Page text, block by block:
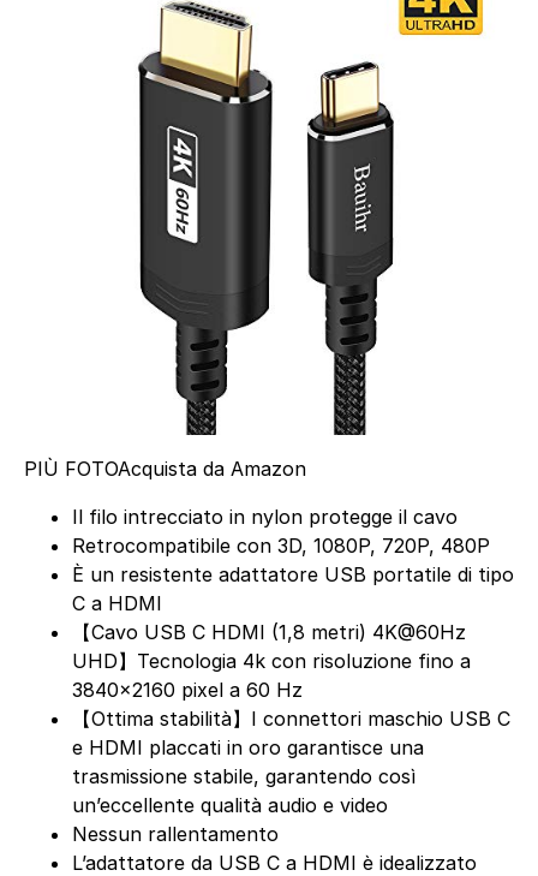
PIÙ FOTOAcquista da Amazon
Il filo intrecciato in nylon protegge il cavo
Retrocompatibile con 3D, 1080P, 720P, 480P
È un resistente adattatore USB portatile di tipo
C a HDMI
【Cavo USB C HDMI (1,8 metri) 4K@60Hz
UHD】Tecnologia 4k con risoluzione fino a
3840×2160 pixel a 60 Hz
【Ottima stabilità】I connettori maschio USB C
e HDMI placcati in oro garantisce una
trasmissione stabile, garantendo così
un’eccellente qualità audio e video
Nessun rallentamento
L’adattatore da USB C a HDMI è idealizzato